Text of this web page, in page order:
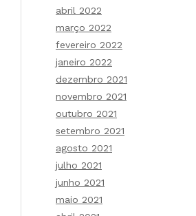
abril 2022
março 2022
fevereiro 2022
janeiro 2022
dezembro 2021
novembro 2021
outubro 2021
setembro 2021
agosto 2021
julho 2021
junho 2021
maio 2021